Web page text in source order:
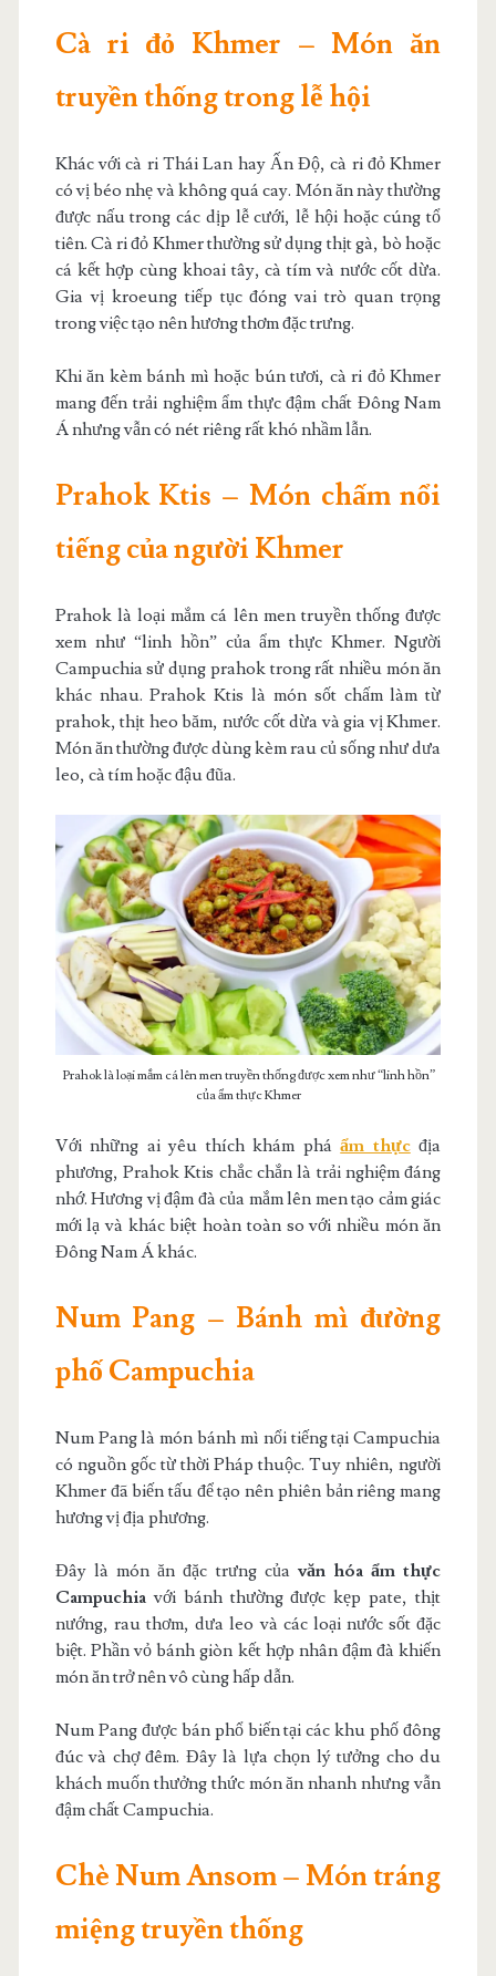
Cà ri đỏ Khmer – Món ăn
truyền thống trong lễ hội
Khác với cà ri Thái Lan hay Ấn Độ, cà ri đỏ Khmer
có vị béo nhẹ và không quá cay. Món ăn này thường
được nấu trong các dịp lễ cưới, lễ hội hoặc cúng tổ
tiên. Cà ri đỏ Khmer thường sử dụng thịt gà, bò hoặc
cá kết hợp cùng khoai tây, cà tím và nước cốt dừa.
Gia vị kroeung tiếp tục đóng vai trò quan trọng
trong việc tạo nên hương thơm đặc trưng.
Khi ăn kèm bánh mì hoặc bún tươi, cà ri đỏ Khmer
mang đến trải nghiệm ẩm thực đậm chất Đông Nam
Á nhưng vẫn có nét riêng rất khó nhầm lẫn.
Prahok Ktis – Món chấm nổi
tiếng của người Khmer
Prahok là loại mắm cá lên men truyền thống được
xem như “linh hồn” của ẩm thực Khmer. Người
Campuchia sử dụng prahok trong rất nhiều món ăn
khác nhau. Prahok Ktis là món sốt chấm làm từ
prahok, thịt heo băm, nước cốt dừa và gia vị Khmer.
Món ăn thường được dùng kèm rau củ sống như dưa
leo, cà tím hoặc đậu đũa.
Prahok là loại mắm cá lên men truyền thống được xem như “linh hồn”
của ẩm thực Khmer
Với những ai yêu thích khám pháẩm thựcđịa
phương, Prahok Ktis chắc chắn là trải nghiệm đáng
nhớ. Hương vị đậm đà của mắm lên men tạo cảm giác
mới lạ và khác biệt hoàn toàn so với nhiều món ăn
Đông Nam Á khác.
Num Pang – Bánh mì đường
phố Campuchia
Num Pang là món bánh mì nổi tiếng tại Campuchia
có nguồn gốc từ thời Pháp thuộc. Tuy nhiên, người
Khmer đã biến tấu để tạo nên phiên bản riêng mang
hương vị địa phương.
Đây là món ăn đặc trưng của văn hóa ẩm thực
Campuchiavới bánh thường được kẹp pate, thịt
nướng, rau thơm, dưa leo và các loại nước sốt đặc
biệt. Phần vỏ bánh giòn kết hợp nhân đậm đà khiến
món ăn trở nên vô cùng hấp dẫn.
Num Pang được bán phổ biến tại các khu phố đông
đúc và chợ đêm. Đây là lựa chọn lý tưởng cho du
khách muốn thưởng thức món ăn nhanh nhưng vẫn
đậm chất Campuchia.
Chè Num Ansom – Món tráng
miệng truyền thống